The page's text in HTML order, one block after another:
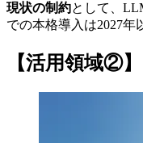
現状の制約として、
での本格導入は2027年
【活用領域②